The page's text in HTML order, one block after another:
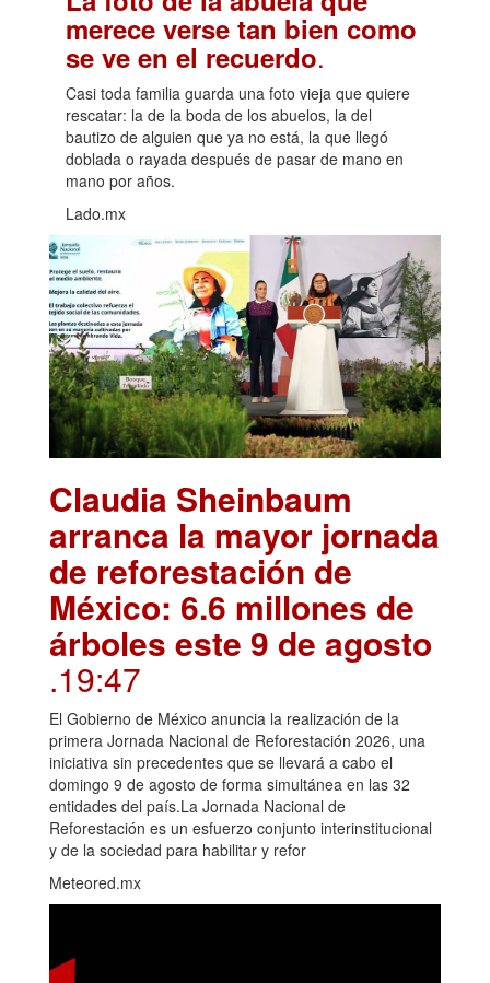
merece verse tan bien como
se ve en el recuerdo.
Casi toda familia guarda una foto vieja que quiere
rescatar: la de la boda de los abuelos, la del
bautizo de alguien que ya no está, la que llegó
doblada o rayada después de pasar de mano en
mano por años.
Lado.mx
Claudia Sheinbaum
arranca la mayor jornada
de reforestación de
México: 6.6 millones de
árboles este 9 de agosto
.19:47
El Gobierno de México anuncia la realización de la
primera Jornada Nacional de Reforestación 2026, una
iniciativa sin precedentes que se llevará a cabo el
domingo 9 de agosto de forma simultánea en las 32
entidades del país.La Jornada Nacional de
Reforestación es un esfuerzo conjunto interinstitucional
y de la sociedad para habilitar y refor
Meteored.mx